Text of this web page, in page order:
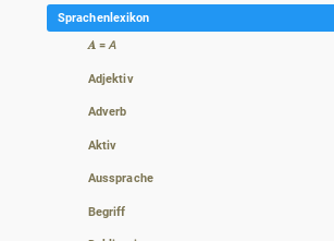
Sprachenlexikon
𝑨 = 𝘈
Adjektiv
Adverb
Aktiv
Aussprache
Begriff